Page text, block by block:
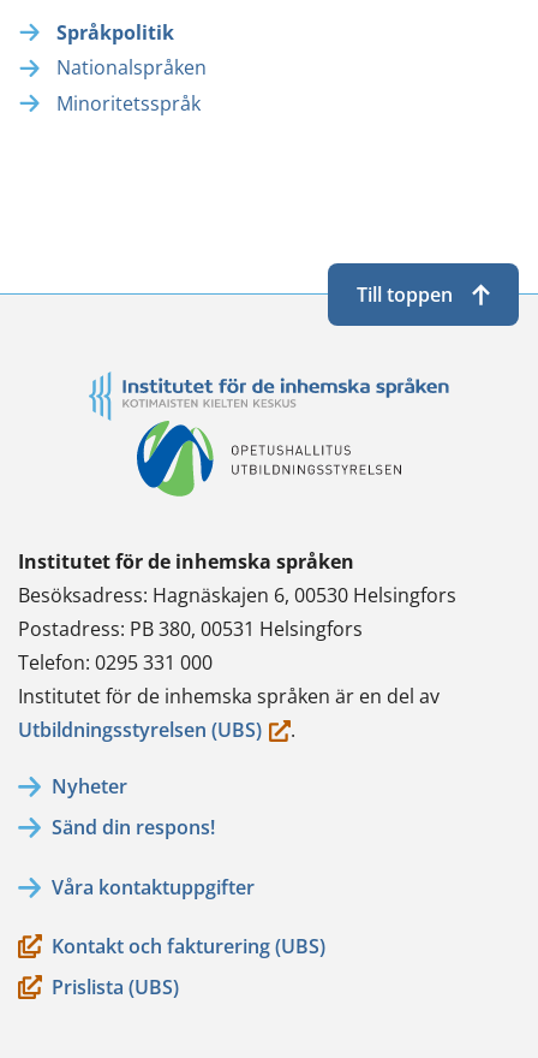
Språkpolitik
Nationalspråken
Minoritetsspråk
Institutet för de inhemska språken
Besöksadress: Hagnäskajen 6, 00530 Helsingfors
Postadress: PB 380, 00531 Helsingfors
Telefon: 0295 331 000
Institutet för de inhemska språken är en del av
Utbildningsstyrelsen (UBS)(du.
Nyheter
Sänd din respons!
Våra kontaktuppgifter
Kontakt och fakturering (UBS)
Prislista (UBS)
Till toppen